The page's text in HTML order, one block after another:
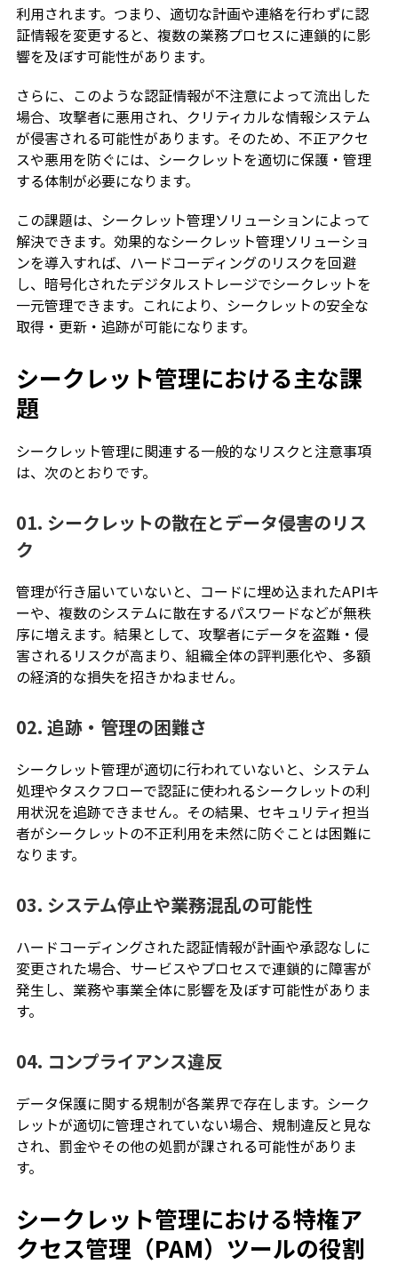
利用されます。つまり、適切な計画や連絡を行わずに認
証情報を変更すると、複数の業務プロセスに連鎖的に影
響を及ぼす可能性があります。
さらに、このような認証情報が不注意によって流出した
場合、攻撃者に悪用され、クリティカルな情報システム
が侵害される可能性があります。そのため、不正アクセ
スや悪用を防ぐには、シークレットを適切に保護・管理
する体制が必要になります。
この課題は、シークレット管理ソリューションによって
解決できます。効果的なシークレット管理ソリューショ
ンを導入すれば、ハードコーディングのリスクを回避
し、暗号化されたデジタルストレージでシークレットを
一元管理できます。これにより、シークレットの安全な
取得・更新・追跡が可能になります。
シークレット管理における主な課
題
シークレット管理に関連する一般的なリスクと注意事項
は、次のとおりです。
01. シークレットの散在とデータ侵害のリス
ク
管理が行き届いていないと、コードに埋め込まれたAPIキ
ーや、複数のシステムに散在するパスワードなどが無秩
序に増えます。結果として、攻撃者にデータを盗難・侵
害されるリスクが高まり、組織全体の評判悪化や、多額
の経済的な損失を招きかねません。
02. 追跡・管理の困難さ
シークレット管理が適切に行われていないと、システム
処理やタスクフローで認証に使われるシークレットの利
用状況を追跡できません。その結果、セキュリティ担当
者がシークレットの不正利用を未然に防ぐことは困難に
なります。
03. システム停止や業務混乱の可能性
ハードコーディングされた認証情報が計画や承認なしに
変更された場合、サービスやプロセスで連鎖的に障害が
発生し、業務や事業全体に影響を及ぼす可能性がありま
す。
04. コンプライアンス違反
データ保護に関する規制が各業界で存在します。シーク
レットが適切に管理されていない場合、規制違反と見な
され、罰金やその他の処罰が課される可能性がありま
す。
シークレット管理における特権ア
クセス管理（PAM）ツールの役割